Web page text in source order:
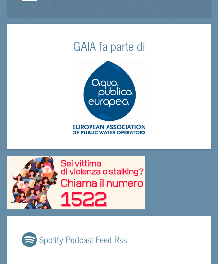
GAIA fa parte di
Spotify Podcast Feed Rss